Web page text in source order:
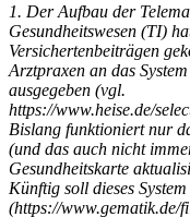
1. Der Aufbau der
Gesundheitswesen (TI)
Versichertenbeiträgen
Arztpraxen an das
ausgegeben (vgl.
https://www.heise.de/
Bislang funktioniert nur
(und das auch nicht
Gesundheitskarte
Künftig soll dieses
(https://www.gematik.de/